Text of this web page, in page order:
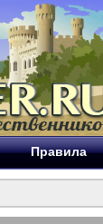
Правила